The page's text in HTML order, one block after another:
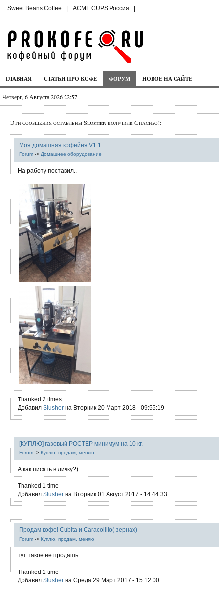
Sweet Beans Coffee | ACME CUPS Россия |
ГЛАВНАЯ СТАТЬИ ПРО КОФЕ ФОРУМ НОВОЕ НА САЙТЕ
Четверг, 6 Августа 2026 22:57
Эти сообщения оставлены Slusher получили Спасибо!:
Моя домашняя кофейня V1.1.
Forum -> Домашнее оборудование
На работу поставил..
Thanked 2 times
Добавил Slusher на Вторник 20 Март 2018 - 09:55:19
[КУПЛЮ] газовый РОСТЕР минимум на 10 кг.
Forum -> Куплю, продам, меняю
А как писать в личку?)
Thanked 1 time
Добавил Slusher на Вторник 01 Август 2017 - 14:44:33
Продам кофе! Cubita и Caracolillo( зернах)
Forum -> Куплю, продам, меняю
тут такое не продашь...
Thanked 1 time
Добавил Slusher на Среда 29 Март 2017 - 15:12:00